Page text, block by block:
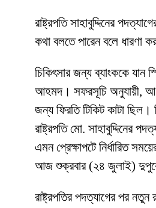
রাষ্ট্রপতি সাহাবুদ্দিনের
কথা বলতে পারেন বলে ধারণা
চিকিৎসার জন্য ব্যাংককে যান
আহমদ। সফরসূচি অনুযায়ী,
জন্য ফিরতি টিকিট কাটা
রাষ্ট্রপতি মো. সাহাবুদ্দিনের
এমন প্রেক্ষাপটে নির্ধারিত
আজ শুক্রবার (২৪ জুলাই)
রাষ্ট্রপতির পদত্যাগের পর নতুন